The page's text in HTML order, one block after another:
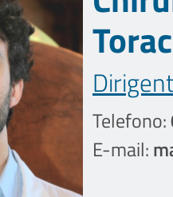
Telefono:
E-mail: